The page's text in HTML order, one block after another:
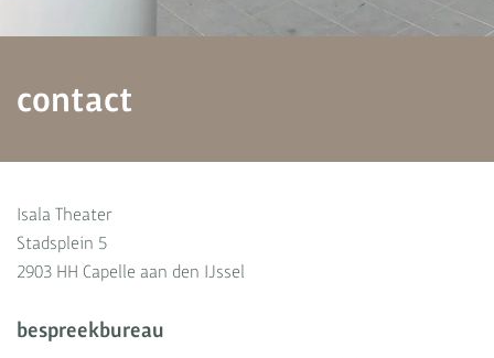
contact
Isala Theater
Stadsplein 5
2903 HH Capelle aan den IJssel
bespreekbureau